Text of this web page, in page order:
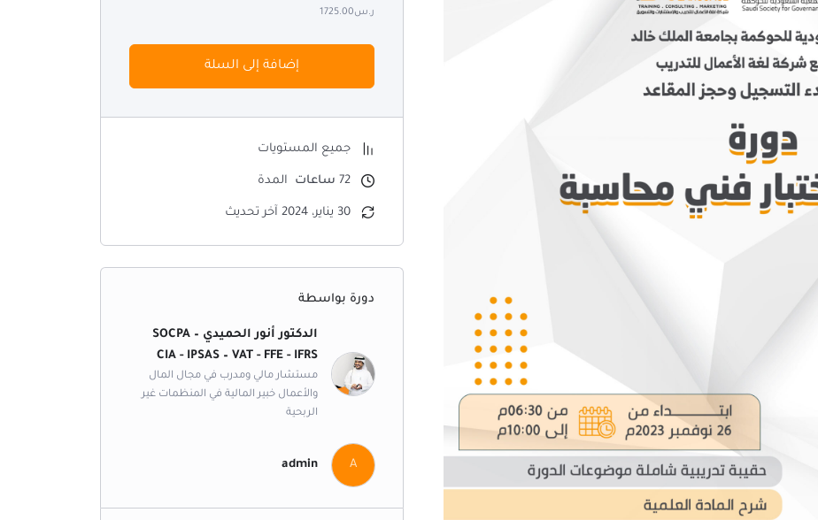
ر.س1725.00
إضافة إلى السلة
جميع المستويات
72 ساعات المدة
30 يناير، 2024 آخر تحديث
دورة بواسطة
الدكتور أنور الحميدي SOCPA –
CIA - IPSAS – VAT - FFE - IFRS
مستشار مالي ومدرب في مجال المال
والأعمال خبير المالية في المنظمات غير
الربحية
A
admin